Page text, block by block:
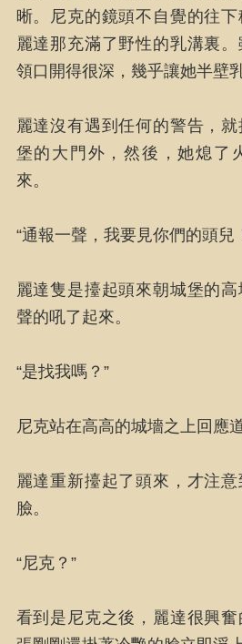
晰。尼克的鏡頭不自覺的往
麗達那充滿了野性的乳溝裏
領口開得很深，幾乎讓她半壁
麗達沒有遇到任何的警告，
堡的大門外，然後，她熄了
來。
“通報一聲，我要見你們的頭兒
麗達隻是擡起頭來朝城堡的
聲的吼了起來。
“是找我嗎？”
尼克站在高高的城墻之上回應道
麗達重新擡起了頭來，才注
臉。
“尼克？”
看到是尼克之後，麗達很興